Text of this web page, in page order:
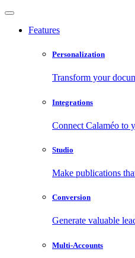
Features
Personalization
Transform your
Integrations
Connect Calaméo to
Studio
Make publications
Conversion
Generate valuable
Multi-Accounts